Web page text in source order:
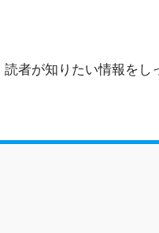
者が知りたい情報をし